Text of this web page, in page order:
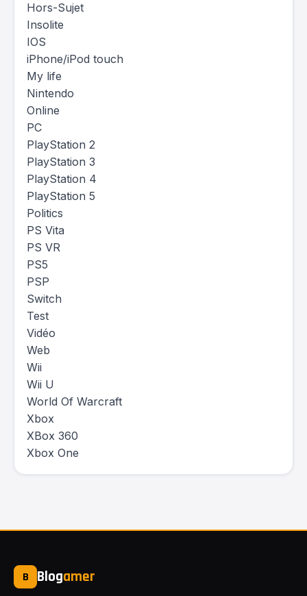
Hors-Sujet
Insolite
IOS
iPhone/iPod touch
My life
Nintendo
Online
PC
PlayStation 2
PlayStation 3
PlayStation 4
PlayStation 5
Politics
PS Vita
PS VR
PS5
PSP
Switch
Test
Vidéo
Web
Wii
Wii U
World Of Warcraft
Xbox
XBox 360
Xbox One
B Blogamer